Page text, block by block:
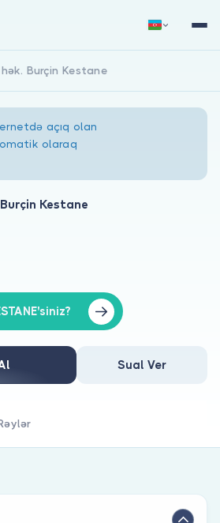
Daxil Ol
hək. Burçin Kestane
açıq olan
olaraq
Kestane
Sual Ver